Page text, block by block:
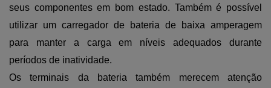
seus componentes em bom estado. Também é possível
utilizar um carregador de bateria de baixa amperagem
para manter a carga em níveis adequados durante
períodos de inatividade.
Os terminais da bateria também merecem atenção